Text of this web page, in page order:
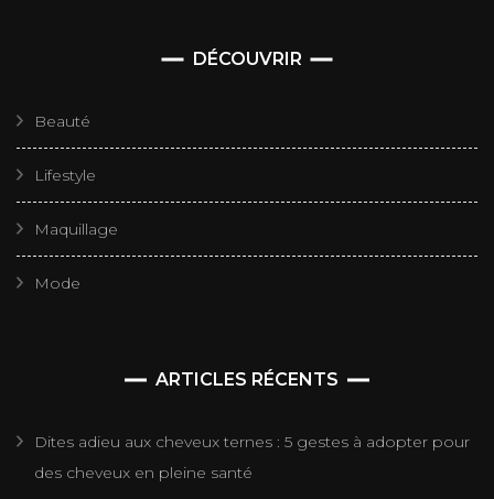
DÉCOUVRIR
Beauté
Lifestyle
Maquillage
Mode
ARTICLES RÉCENTS
Dites adieu aux cheveux ternes : 5 gestes à adopter pour
des cheveux en pleine santé